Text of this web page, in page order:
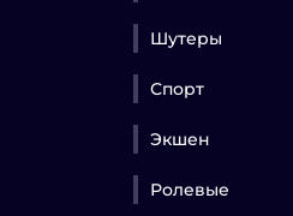
Шутеры
Спорт
Экшен
Ролевые